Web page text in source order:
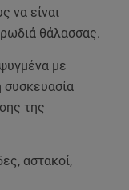
να είναι
θάλασσας.
με
της
αστακοί,